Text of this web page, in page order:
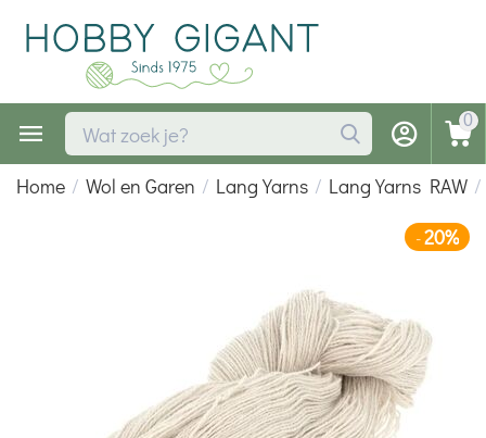
0
Home / Wol en Garen / Lang Yarns / Lang Yarns RAW /
-20%